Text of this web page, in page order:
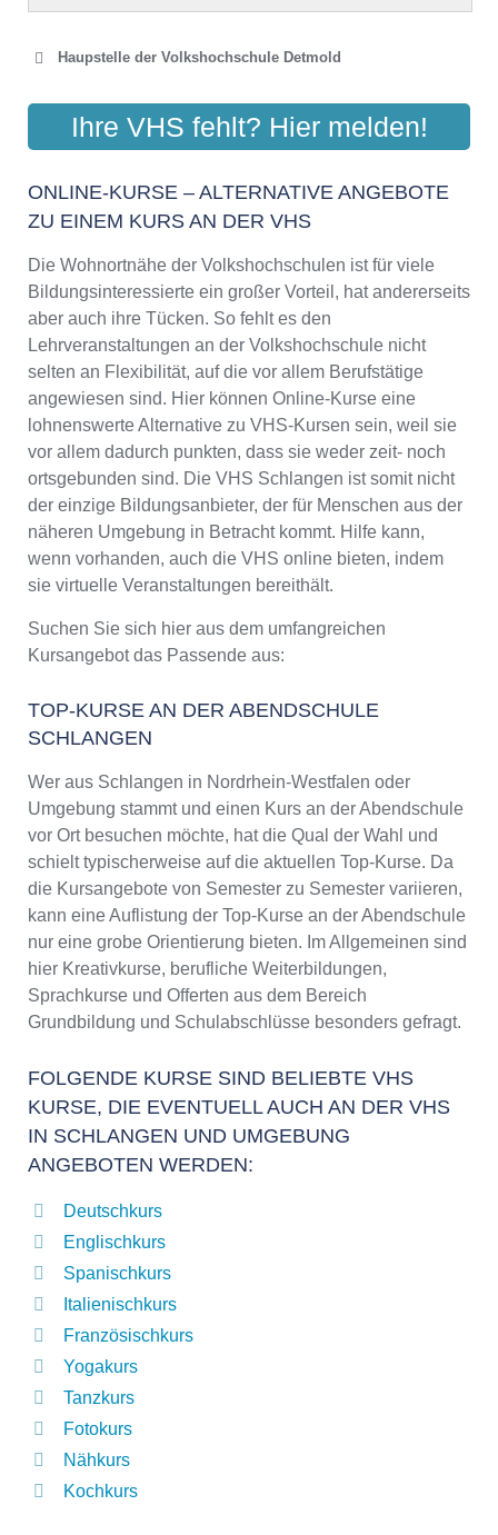
Haupstelle der Volkshochschule Detmold
VOLKSHOCHSCHULE
DETMOLD-LEMGO
Aktualisiert: August 2021
Ihre VHS fehlt? Hier melden!
ONLINE-KURSE – ALTERNATIVE ANGEBOTE
ZU EINEM KURS AN DER VHS
Die Wohnortnähe der Volkshochschulen ist für viele
Bildungsinteressierte ein großer Vorteil, hat andererseits
aber auch ihre Tücken. So fehlt es den
Lehrveranstaltungen an der Volkshochschule nicht
selten an Flexibilität, auf die vor allem Berufstätige
angewiesen sind. Hier können Online-Kurse eine
lohnenswerte Alternative zu VHS-Kursen sein, weil sie
vor allem dadurch punkten, dass sie weder zeit- noch
ortsgebunden sind. Die VHS Schlangen ist somit nicht
der einzige Bildungsanbieter, der für Menschen aus der
näheren Umgebung in Betracht kommt. Hilfe kann,
wenn vorhanden, auch die VHS online bieten, indem
sie virtuelle Veranstaltungen bereithält.
Suchen Sie sich hier aus dem umfangreichen
Kursangebot das Passende aus:
TOP-KURSE AN DER ABENDSCHULE
SCHLANGEN
Wer aus Schlangen in Nordrhein-Westfalen oder
Umgebung stammt und einen Kurs an der Abendschule
vor Ort besuchen möchte, hat die Qual der Wahl und
schielt typischerweise auf die aktuellen Top-Kurse. Da
die Kursangebote von Semester zu Semester variieren,
kann eine Auflistung der Top-Kurse an der Abendschule
nur eine grobe Orientierung bieten. Im Allgemeinen sind
hier Kreativkurse, berufliche Weiterbildungen,
Sprachkurse und Offerten aus dem Bereich
Grundbildung und Schulabschlüsse besonders gefragt.
FOLGENDE KURSE SIND BELIEBTE VHS
KURSE, DIE EVENTUELL AUCH AN DER VHS
IN SCHLANGEN UND UMGEBUNG
ANGEBOTEN WERDEN:
Deutschkurs
Englischkurs
Spanischkurs
Italienischkurs
Französischkurs
Yogakurs
Tanzkurs
Fotokurs
Nähkurs
Kochkurs